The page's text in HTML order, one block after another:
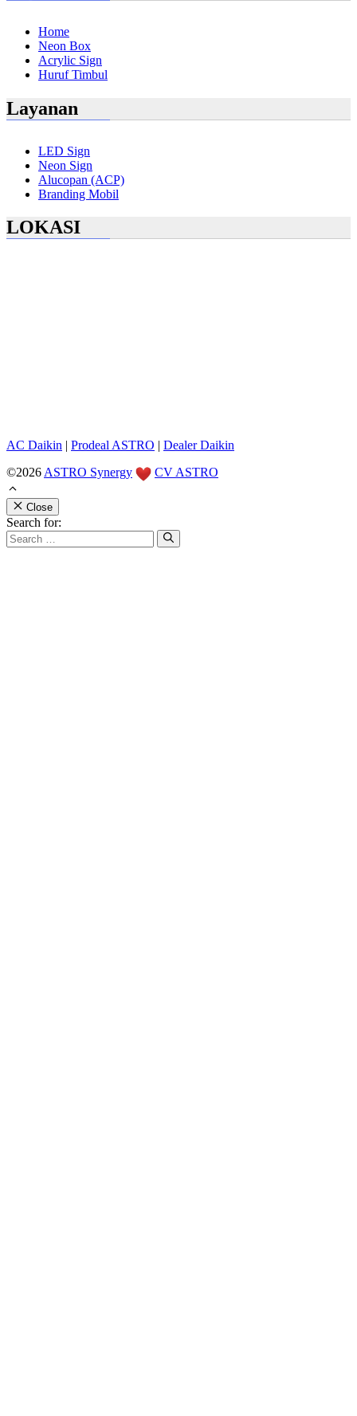
Home
Neon Box
Acrylic Sign
Huruf Timbul
Layanan
LED Sign
Neon Sign
Alucopan (ACP)
Branding Mobil
LOKASI
AC Daikin | Prodeal ASTRO | Dealer Daikin
©2026ASTRO Synergy CV ASTRO
Close
Search for: